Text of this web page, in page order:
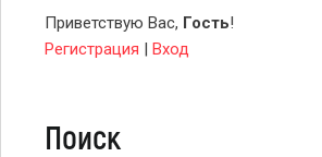
Приветствую Вас, Гость!
Регистрация | Вход
Поиск